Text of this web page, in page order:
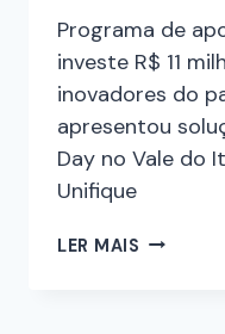
Programa de
investe R$ 11
inovadores do
apresentou
Day no Vale do
Unifique
LER MAIS